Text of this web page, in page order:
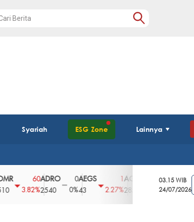
Syariah ESG Zone Lainnya
60
3.82%
ADRO
2540
0
0%
AEGS
2.27%2850
3.39%
AGRO
148
4
2.63%
03.15 WIB
24/07/2026